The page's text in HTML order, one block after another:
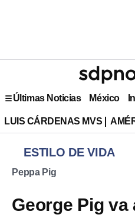
Últimas Noticias México
LUIS CÁRDENAS MVS
ESTILO DE VIDA
Peppa Pig
George Pig va